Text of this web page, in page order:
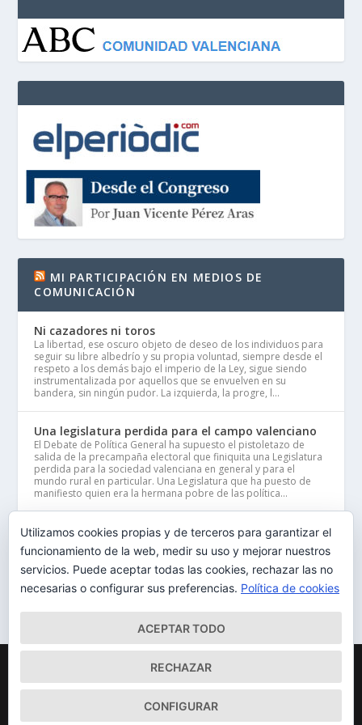
MI PARTICIPACIÓN EN MEDIOS DE
COMUNICACIÓN
Ni cazadores ni toros
La libertad, ese oscuro objeto de deseo de los individuos para
seguir su libre albedrío y su propia voluntad, siempre desde el
respeto a los demás bajo el imperio de la Ley, sigue siendo
instrumentalizada por aquellos que se envuelven en su
bandera, sin ningún pudor. La izquierda, la progre, l...
Una legislatura perdida para el campo valenciano
El Debate de Política General ha supuesto el pistoletazo de
salida de la precampaña electoral que finiquita una Legislatura
perdida para la sociedad valenciana en general y para el
mundo rural en particular. Una Legislatura que ha puesto de
manifiesto quien era la hermana pobre de las política...
Reforma Electoral
Sin lugar a dudas nuestra Ley Electoral ha propiciado en sus
años de vigencia, la alternancia en el Gobierno tanto con
mayorías absolutas como relativas. Ha garantizado el
pluralismo político y permitido la representación parlamentaria
de diferentes opciones políticas del espectro ideológic...
JUAN VICENTE PÉREZ ARAS
JUAN VICENTE PÉREZ ARAS|Aviso Legal y Política Privacidad|
Política de cookies
Utilizamos cookies propias y de terceros para garantizar el
funcionamiento de la web, medir su uso y mejorar nuestros
servicios. Puede aceptar todas las cookies, rechazar las no
necesarias o configurar sus preferencias. Política de cookies
ACEPTAR TODO
RECHAZAR
CONFIGURAR